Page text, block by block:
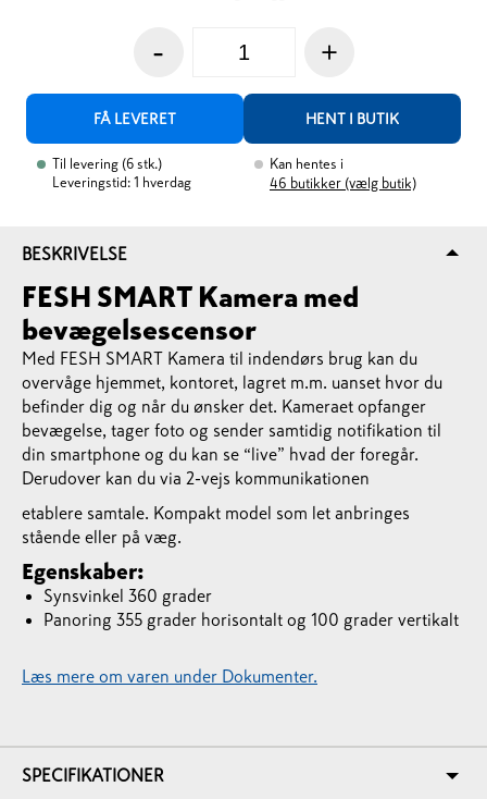
- +
FÅ LEVERET HENT I BUTIK
Til levering (6 stk.)
Leveringstid: 1 hverdag
Kan hentes i
46 butikker (vælg butik)
BESKRIVELSE
FESH SMART Kamera med
bevægelsescensor
Med FESH SMART Kamera til indendørs brug kan du
overvåge hjemmet, kontoret, lagret m.m. uanset hvor du
befinder dig og når du ønsker det. Kameraet opfanger
bevægelse, tager foto og sender samtidig notifikation til
din smartphone og du kan se “live” hvad der foregår.
Derudover kan du via 2-vejs kommunikationen
etablere samtale. Kompakt model som let anbringes
stående eller på væg.
Egenskaber:
Synsvinkel 360 grader
Panoring 355 grader horisontalt og 100 grader vertikalt
Læs mere om varen under Dokumenter.
SPECIFIKATIONER